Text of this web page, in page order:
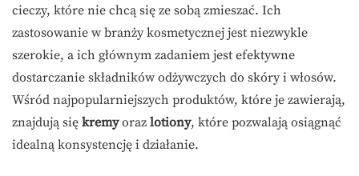
cieczy, które nie chcą się ze sobą zmieszać. Ich
zastosowanie w branży kosmetycznej jest niezwykle
szerokie, a ich głównym zadaniem jest efektywne
dostarczanie składników odżywczych do skóry i włosów.
Wśród najpopularniejszych produktów, które je zawierają,
znajdują się kremyoraz lotiony, które pozwalają osiągnąć
idealną konsystencję i działanie.